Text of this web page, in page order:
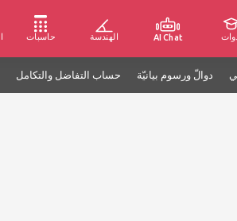
حاسبات الهندسة AI Chat
حساب التفاضل والتكامل دوالّ ورسوم بيانيّة